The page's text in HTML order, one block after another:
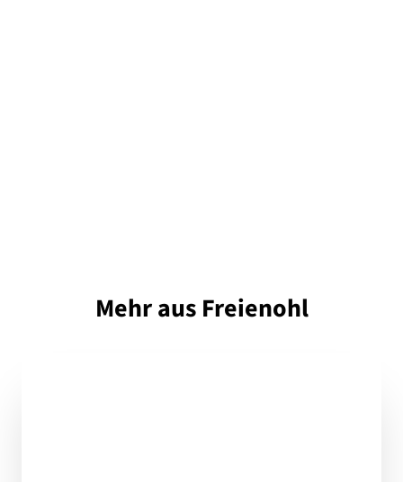
Mehr aus Freienohl